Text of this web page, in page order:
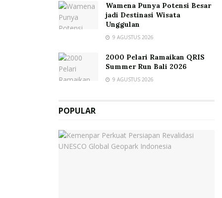
Wamena Punya Potensi Besar
jadi Destinasi Wisata
Unggulan
9 AGUSTUS 2026
2000 Pelari Ramaikan QRIS
Summer Run Bali 2026
9 AGUSTUS 2026
POPULAR